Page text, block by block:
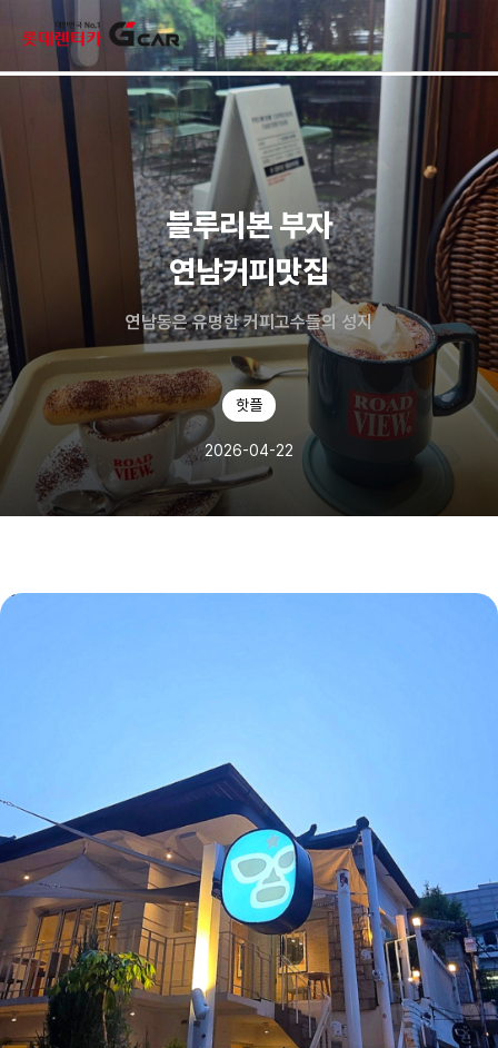
skip navigation
블루리본 부자
연남커피맛집
연남동은 유명한 커피고수들의 성지
핫플
2026-04-22